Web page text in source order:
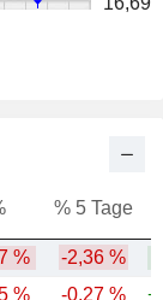
% 5 Tage
% -2,36 %
% -0,27 %